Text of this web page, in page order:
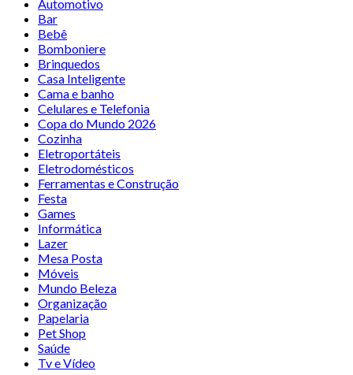
Automotivo
Bar
Bebê
Bomboniere
Brinquedos
Casa Inteligente
Cama e banho
Celulares e Telefonia
Copa do Mundo 2026
Cozinha
Eletroportáteis
Eletrodomésticos
Ferramentas e Construção
Festa
Games
Informática
Lazer
Mesa Posta
Móveis
Mundo Beleza
Organização
Papelaria
Pet Shop
Saúde
Tv e Vídeo